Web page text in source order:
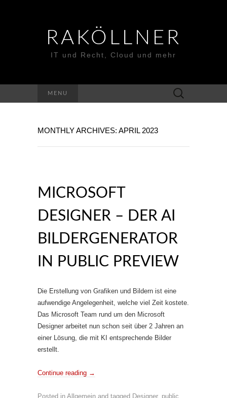
RAKÖLLNER
IT und Recht, Cloud und mehr
MENU
Suchen
nach:
MONTHLY ARCHIVES: APRIL 2023
MICROSOFT
DESIGNER – DER AI
BILDERGENERATOR
IN PUBLIC PREVIEW
Die Erstellung von Grafiken und Bildern ist eine
aufwendige Angelegenheit, welche viel Zeit kostete.
Das Microsoft Team rund um den Microsoft
Designer arbeitet nun schon seit über 2 Jahren an
einer Lösung, die mit KI entsprechende Bilder
erstellt.
Continue reading →
Posted in Allgemein and tagged Designer, public